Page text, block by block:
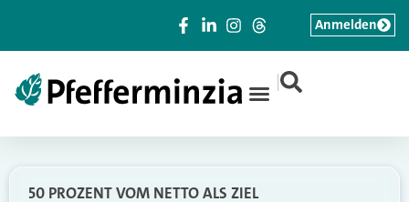
|
Anmelden
50 PROZENT VOM NETTO ALS ZIEL